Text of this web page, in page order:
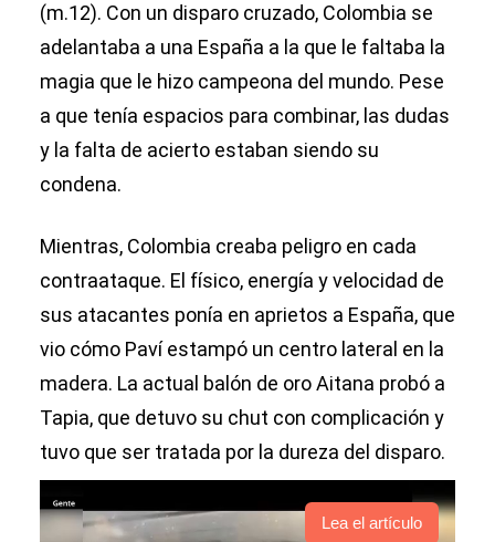
(m.12). Con un disparo cruzado, Colombia se
adelantaba a una España a la que le faltaba la
magia que le hizo campeona del mundo. Pese
a que tenía espacios para combinar, las dudas
y la falta de acierto estaban siendo su
condena.
Mientras, Colombia creaba peligro en cada
contraataque. El físico, energía y velocidad de
sus atacantes ponía en aprietos a España, que
vio cómo Paví estampó un centro lateral en la
madera. La actual balón de oro Aitana probó a
Tapia, que detuvo su chut con complicación y
tuvo que ser tratada por la dureza del disparo.
Lea el artículo